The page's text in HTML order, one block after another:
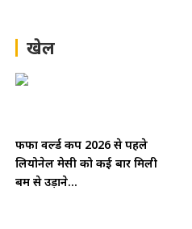
खेल
फीफा वर्ल्ड कप 2026 से पहले
लियोनेल मेसी को कई बार मिली
बम से उड़ाने...